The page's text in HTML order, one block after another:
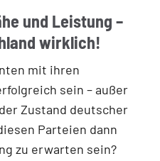
und Leistung –
wirklich!
mit ihren
sein – außer
Zustand deutscher
Parteien dann
zu erwarten sein?